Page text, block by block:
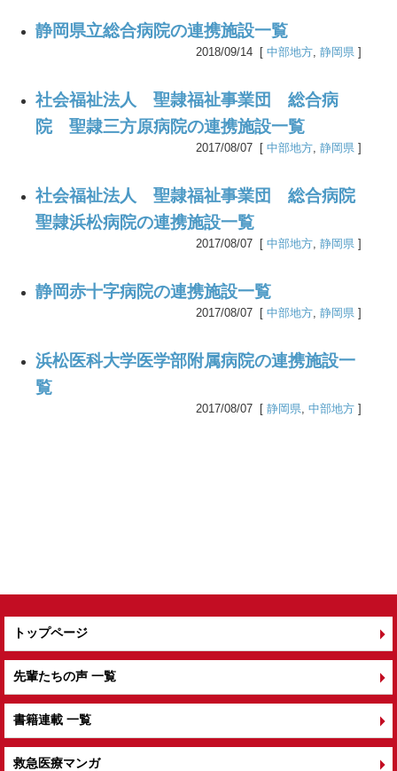
静岡県立総合病院の連携施設一覧
2018/09/14 [ 中部地方 静岡県 ]
社会福祉法人 聖隷福祉事業団 総合病
院 聖隷三方原病院の連携施設一覧
2017/08/07 [ 中部地方 静岡県 ]
社会福祉法人 聖隷福祉事業団 総合病院
聖隷浜松病院の連携施設一覧
2017/08/07 [ 中部地方 静岡県 ]
静岡赤十字病院の連携施設一覧
2017/08/07 [ 中部地方 静岡県 ]
浜松医科大学医学部附属病院の連携施設一
覧
2017/08/07 [ 静岡県 中部地方 ]
トップページ
先輩たちの声 一覧
書籍連載 一覧
救急医療マンガ